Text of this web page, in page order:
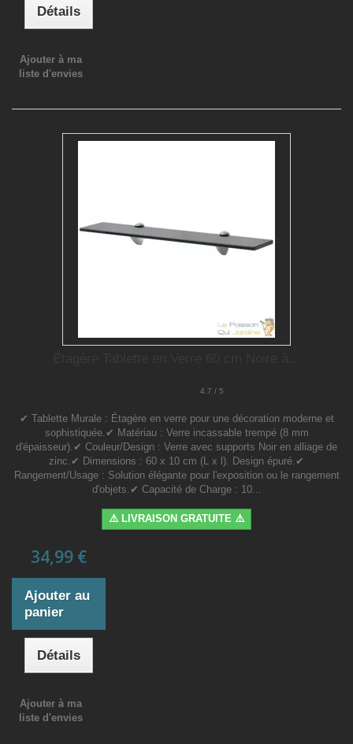
Détails
Ajouter à ma
liste d'envies
4.7 / 5
✔ Tablette Murale : Étagère en verre pour une décoration moderne et
sophistiquée.✔ Matériau : Verre incassable trempé (8 mm
d'épaisseur).✔ Couleur/Design : Verre avec supports Noir en alliage de
zinc.✔ Dimensions : 60 x 10 cm (L x l). Design épuré.✔
Rangement/Usage : Solution élégante pour l'exposition ou le rangement
d'objets.✔ Capacité de Charge : 10...
⚠️ LIVRAISON GRATUITE ⚠️
34,99 €
Ajouter au
panier
Détails
Ajouter à ma
liste d'envies